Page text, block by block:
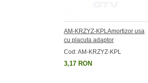
AM-KRZYZ-KPLAmortizor usa
cu placuta adaptor
Cod: AM-KRZYZ-KPL
3,17 RON